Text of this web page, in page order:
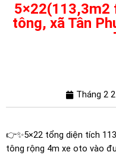
5×22(113,3m2
tông, xã Tân
Tháng 2
👉✨️5×22 tổng diện tích
tông rộng 4m xe oto vào